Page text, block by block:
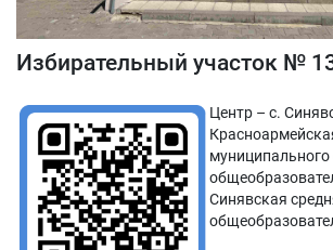
Избирательный участок №
Центр – с.
Синявская